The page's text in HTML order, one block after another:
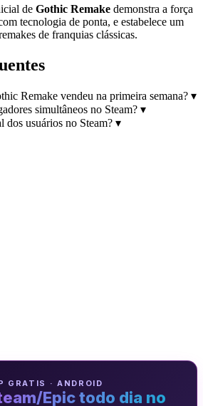
de Gothic Remake demonstra a força
tecnologia de ponta, e estabelece um
de franquias clássicas.
Remake vendeu na primeira semana? ▾
simultâneos no Steam? ▾
dos usuários no Steam? ▾
GRATIS · ANDROID
Epic todo dia no